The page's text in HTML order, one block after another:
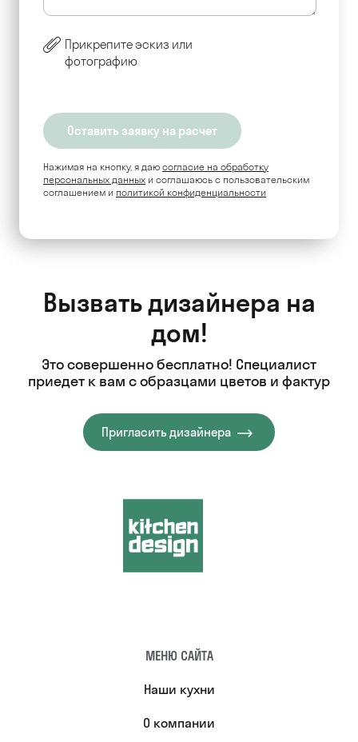
Прикрепите эскиз или
фотографию
Нажимая на кнопку, я даю согласие на обработку
персональных данных и соглашаюсь c пользовательским
соглашением и политикой конфиденциальности
Вызвать дизайнера на
дом!
Это совершенно бесплатно! Специалист
приедет к вам с образцами цветов и фактур
Пригласить дизайнера
МЕНЮ САЙТА
Наши кухни
О компании